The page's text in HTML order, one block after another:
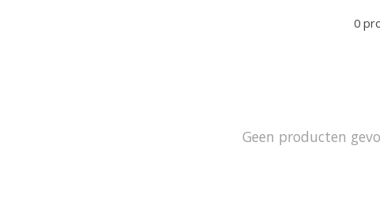
0
Geen producten